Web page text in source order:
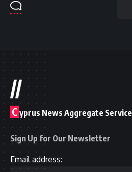
//
C yprus News Aggregate Service
Sign Up for Our Newsletter
Email address: